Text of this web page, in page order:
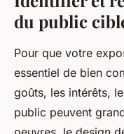
du public
Pour que votre
essentiel de bien
goûts, les intérêts,
public peuvent